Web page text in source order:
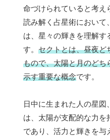
命づけられていると考え
読み解く占星術において
は、星々の輝きを理解
す。 セクトとは、昼夜ど
もので、太陽と月のどち
示す重要な概念です。
日中に生まれた人の星
は、太陽が支配的な力
であり、活力と輝きを